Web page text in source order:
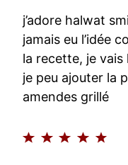
j’adore halwat
jamais eu l’idée
la recette, je vais
je peu ajouter la
amendes grillé